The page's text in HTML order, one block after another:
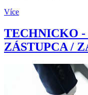
Více
TECHNICKO
ZÁSTUPCA /